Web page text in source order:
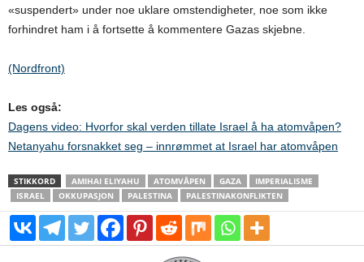
«suspendert» under noe uklare omstendigheter, noe som ikke
forhindret ham i å fortsette å kommentere Gazas skjebne.
(Nordfront)
Les også:
Dagens video: Hvorfor skal verden tillate Israel å ha atomvåpen?
Netanyahu forsnakket seg – innrømmet at Israel har atomvåpen
STIKKORD AMIHAI ELIYAHU ATOMVÅPEN GAZA
IMPERIALISME
ISRAEL
OKKUPASJON PALESTINA PALESTINAKONFLIKTEN